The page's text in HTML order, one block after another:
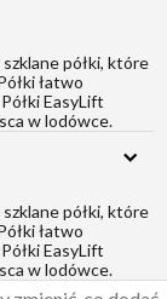
półki, które
łatwo
EasyLift
w lodówce.
półki, które
łatwo
EasyLift
w lodówce.